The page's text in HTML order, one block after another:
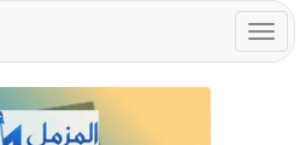
Toggle
navigation